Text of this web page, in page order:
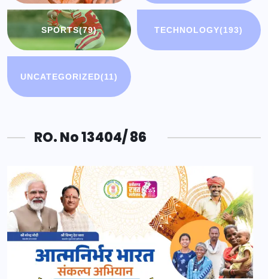
SPORTS(79) TECHNOLOGY(193)
UNCATEGORIZED(11)
RO. No 13404/ 86